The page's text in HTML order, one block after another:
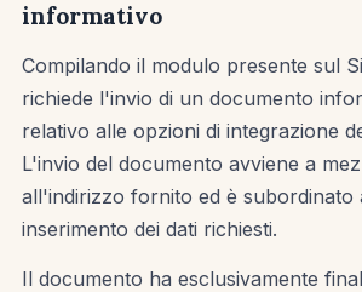
informativo
Compilando il modulo presente sul
richiede l'invio di un documento
relativo alle opzioni di integrazione
L'invio del documento avviene a
all'indirizzo fornito ed è subordinato
inserimento dei dati richiesti.
Il documento ha esclusivamente